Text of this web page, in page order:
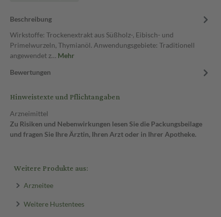
Beschreibung
Wirkstoffe: Trockenextrakt aus Süßholz-, Eibisch- und
Primelwurzeln, Thymianöl. Anwendungsgebiete: Traditionell
angewendet z… Mehr
Bewertungen
Hinweistexte und Pflichtangaben
Arzneimittel
Zu Risiken und Nebenwirkungen lesen Sie die Packungsbeilage
und fragen Sie Ihre Ärztin, Ihren Arzt oder in Ihrer Apotheke.
Weitere Produkte aus:
Arzneitee
Weitere Hustentees